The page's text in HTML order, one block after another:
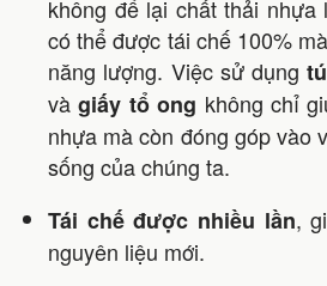
không để lại chất thải
có thể được tái chế 100%
năng lượng. Việc sử dụng
vàgiấy tổ ong không chỉ
nhựa mà còn đóng góp vào
sống của chúng ta.
Tái chế được nhiều lần,
nguyên liệu mới.